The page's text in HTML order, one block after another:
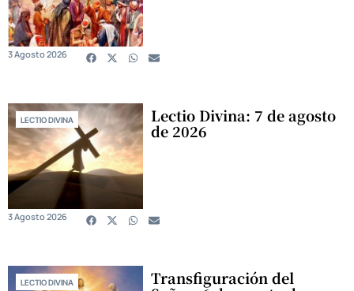
3 Agosto 2026
LECTIO DIVINA Lectio Divina: 7 de agosto
de 2026
3 Agosto 2026
LECTIO DIVINA Transfiguración del